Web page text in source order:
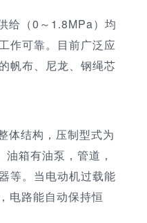
给（0～1.8MPa）均
作可靠。目前广泛应
帆布、尼龙、钢绳芯
体结构，压制型式为
箱有油泵，管道，
等。当电动机过载能
电路能自动保持恒